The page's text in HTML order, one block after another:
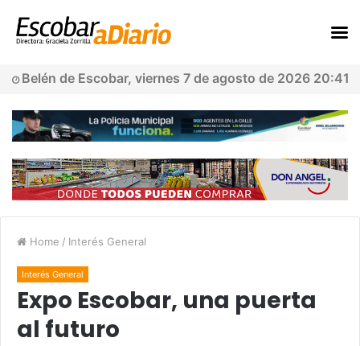
Belén de Escobar, viernes 7 de agosto de 2026 20:41
Home / Interés General
Interés General
Expo Escobar, una puerta
al futuro